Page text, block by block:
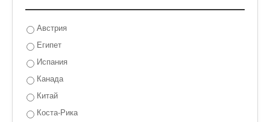
Австрия
Египет
Испания
Канада
Китай
Коста-Рика